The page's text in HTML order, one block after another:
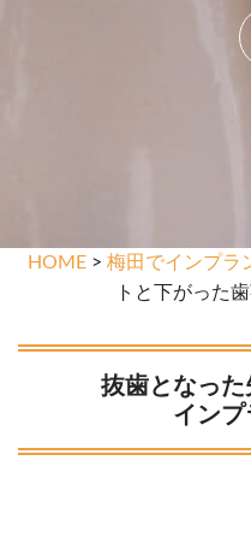
HOME> 梅田でインプラ
トと下がった
抜歯となっ
イン